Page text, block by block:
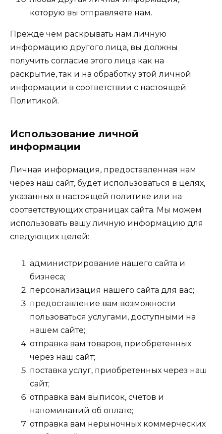
которую вы отправляете нам.
Прежде чем раскрывать нам личную
информацию другого лица, вы должны
получить согласие этого лица как на
раскрытие, так и на обработку этой личной
информации в соответствии с настоящей
Политикой.
Использование личной
информации
Личная информация, предоставленная нам
через наш сайт, будет использоваться в целях,
указанных в настоящей политике или на
соответствующих страницах сайта. Мы можем
использовать вашу личную информацию для
следующих целей:
администрирование нашего сайта и
бизнеса;
персонализация нашего сайта для вас;
предоставление вам возможности
пользоваться услугами, доступными на
нашем сайте;
отправка вам товаров, приобретенных
через наш сайт;
поставка услуг, приобретенных через наш
сайт;
отправка вам выписок, счетов и
напоминаний об оплате;
отправка вам нерыночных коммерческих